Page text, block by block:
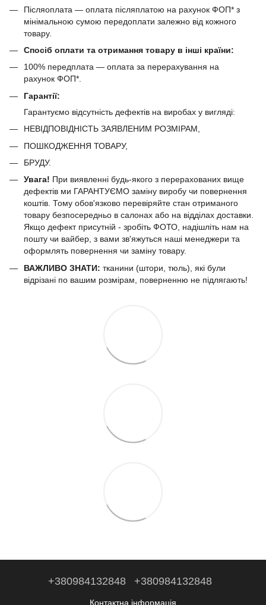
Післяоплата — оплата післяплатою на рахунок ФОП* з
мінімальною сумою передоплати залежно від кожного
товару.
Спосіб оплати та отримання товару в інші країни:
100% передплата — оплата за перерахування на
рахунок ФОП*.
Гарантії:
Гарантуємо відсутність дефектів на виробах у вигляді:
НЕВІДПОВІДНІСТЬ ЗАЯВЛЕНИМ РОЗМІРАМ,
ПОШКОДЖЕННЯ ТОВАРУ,
БРУДУ.
Увага! При виявленні будь-якого з перерахованих вище
дефектів ми ГАРАНТУЄМО заміну виробу чи повернення
коштів. Тому обов'язково перевіряйте стан отриманого
товару безпосередньо в салонах або на відділах доставки.
Якщо дефект присутній - зробіть ФОТО, надішліть нам на
пошту чи вайбер, з вами зв'яжуться наші менеджери та
оформлять повернення чи заміну товару.
ВАЖЛИВО ЗНАТИ: тканини (штори, тюль), які були
відрізані по вашим розмірам, поверненню не підлягають!
+380984132848 +380984132848
Контактна інформація